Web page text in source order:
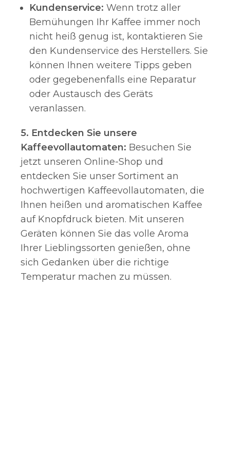
Kundenservice: Wenn trotz aller
Bemühungen Ihr Kaffee immer noch
nicht heiß genug ist, kontaktieren Sie
den Kundenservice des Herstellers. Sie
können Ihnen weitere Tipps geben
oder gegebenenfalls eine Reparatur
oder Austausch des Geräts
veranlassen.
5. Entdecken Sie unsere
Kaffeevollautomaten: Besuchen Sie
jetzt unseren Online-Shop und
entdecken Sie unser Sortiment an
hochwertigen Kaffeevollautomaten, die
Ihnen heißen und aromatischen Kaffee
auf Knopfdruck bieten. Mit unseren
Geräten können Sie das volle Aroma
Ihrer Lieblingssorten genießen, ohne
sich Gedanken über die richtige
Temperatur machen zu müssen.